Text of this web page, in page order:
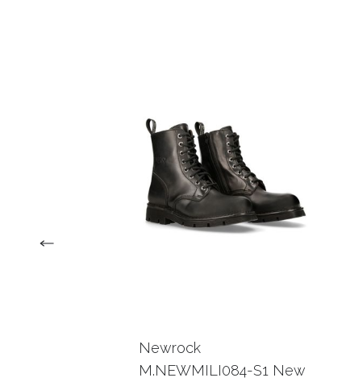
Newrock
M.NEWMILI084-S1 New